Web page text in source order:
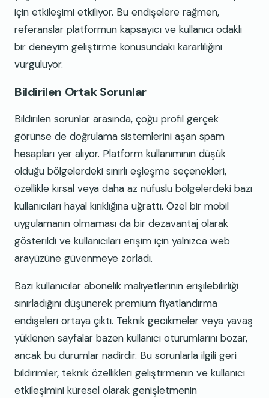
için etkileşimi etkiliyor. Bu endişelere rağmen,
referanslar platformun kapsayıcı ve kullanıcı odaklı
bir deneyim geliştirme konusundaki kararlılığını
vurguluyor.
Bildirilen Ortak Sorunlar
Bildirilen sorunlar arasında, çoğu profil gerçek
görünse de doğrulama sistemlerini aşan spam
hesapları yer alıyor. Platform kullanımının düşük
olduğu bölgelerdeki sınırlı eşleşme seçenekleri,
özellikle kırsal veya daha az nüfuslu bölgelerdeki bazı
kullanıcıları hayal kırıklığına uğrattı. Özel bir mobil
uygulamanın olmaması da bir dezavantaj olarak
gösterildi ve kullanıcıları erişim için yalnızca web
arayüzüne güvenmeye zorladı.
Bazı kullanıcılar abonelik maliyetlerinin erişilebilirliği
sınırladığını düşünerek premium fiyatlandırma
endişeleri ortaya çıktı. Teknik gecikmeler veya yavaş
yüklenen sayfalar bazen kullanıcı oturumlarını bozar,
ancak bu durumlar nadirdir. Bu sorunlarla ilgili geri
bildirimler, teknik özellikleri geliştirmenin ve kullanıcı
etkileşimini küresel olarak genişletmenin